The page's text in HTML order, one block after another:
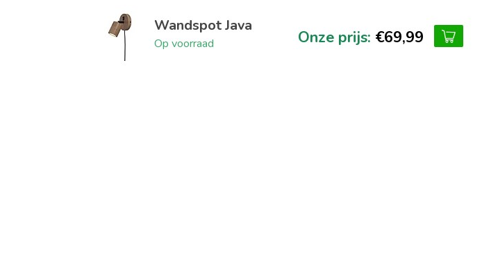
Wandspot Java
Op voorraad €69,99